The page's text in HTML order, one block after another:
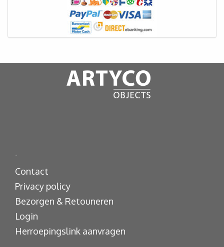
.
Contact
Privacy policy
Bezorgen & Retouneren
Login
Herroepingslink aanvragen